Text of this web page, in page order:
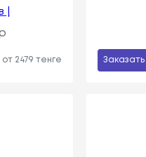
|
от 2479 тенге Заказать